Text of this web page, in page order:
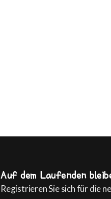
Auf dem Laufenden
Registrieren Sie sich für die